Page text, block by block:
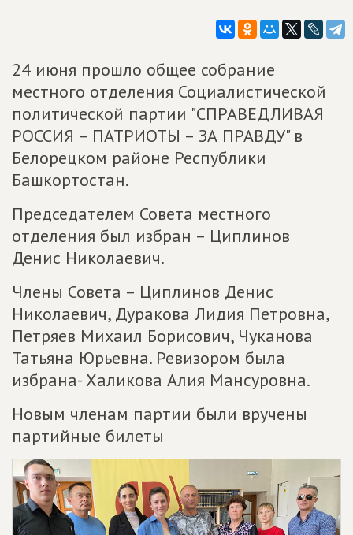
24 июня прошло общее собрание
местного отделения Социалистической
политической партии "СПРАВЕДЛИВАЯ
РОССИЯ – ПАТРИОТЫ – ЗА ПРАВДУ" в
Белорецком районе Республики
Башкортостан.
Председателем Совета местного
отделения был избран – Циплинов
Денис Николаевич.
Члены Совета – Циплинов Денис
Николаевич, Дуракова Лидия Петровна,
Петряев Михаил Борисович, Чуканова
Татьяна Юрьевна. Ревизором была
избрана- Халикова Алия Мансуровна.
Новым членам партии были вручены
партийные билеты